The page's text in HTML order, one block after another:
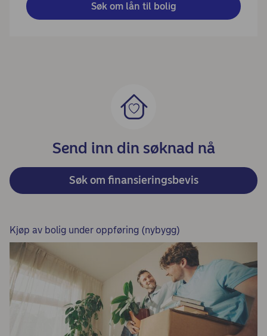
Søk om lån til bolig
Send inn din søknad nå
Søk om finansieringsbevis
Kjøp av bolig under oppføring (nybygg)